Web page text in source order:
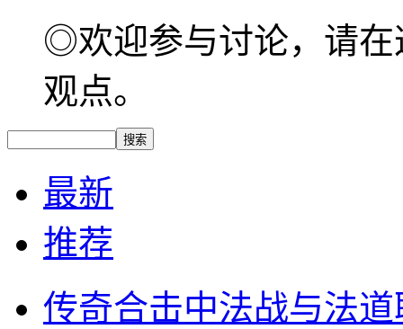
◎欢迎参与讨论，请在
观点。
最新
推荐
传奇合击中法战与法